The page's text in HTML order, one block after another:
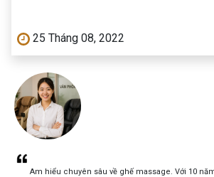
25 Tháng 08, 2022
Am hiểu chuyên sâu về ghế massage. Với 10